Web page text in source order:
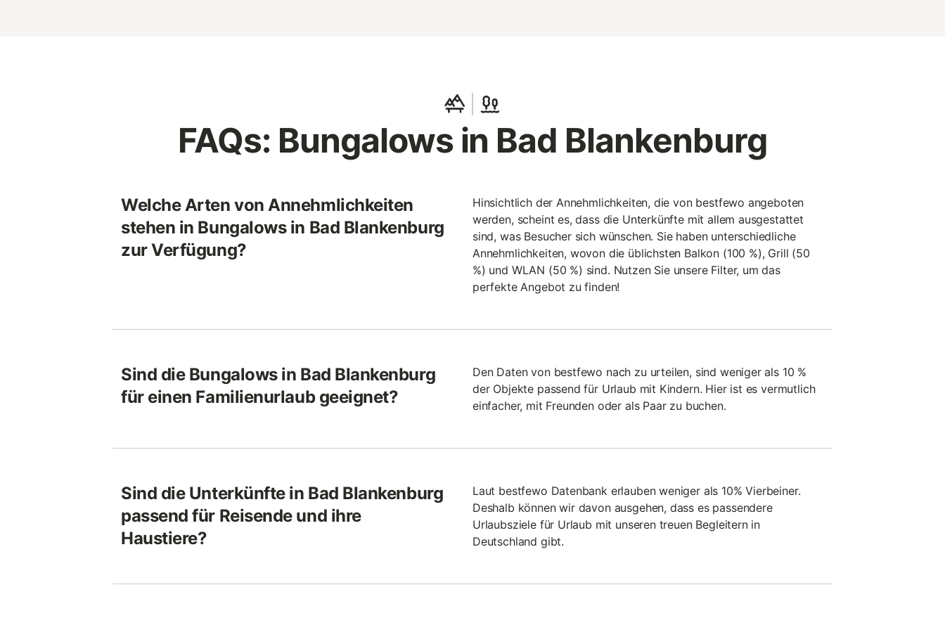
FAQs: Bungalows in Bad Blankenburg
Welche Arten von Annehmlichkeiten
stehen in Bungalows in Bad Blankenburg
zur Verfügung?
Hinsichtlich der Annehmlichkeiten, die von bestfewo angeboten
werden, scheint es, dass die Unterkünfte mit allem ausgestattet
sind, was Besucher sich wünschen. Sie haben unterschiedliche
Annehmlichkeiten, wovon die üblichsten Balkon (100 %), Grill (50
%) und WLAN (50 %) sind. Nutzen Sie unsere Filter, um das
perfekte Angebot zu finden!
Sind die Bungalows in Bad Blankenburg
für einen Familienurlaub geeignet?
Den Daten von bestfewo nach zu urteilen, sind weniger als 10 %
der Objekte passend für Urlaub mit Kindern. Hier ist es vermutlich
einfacher, mit Freunden oder als Paar zu buchen.
Sind die Unterkünfte in Bad Blankenburg
passend für Reisende und ihre
Haustiere?
Laut bestfewo Datenbank erlauben weniger als 10% Vierbeiner.
Deshalb können wir davon ausgehen, dass es passendere
Urlaubsziele für Urlaub mit unseren treuen Begleitern in
Deutschland gibt.